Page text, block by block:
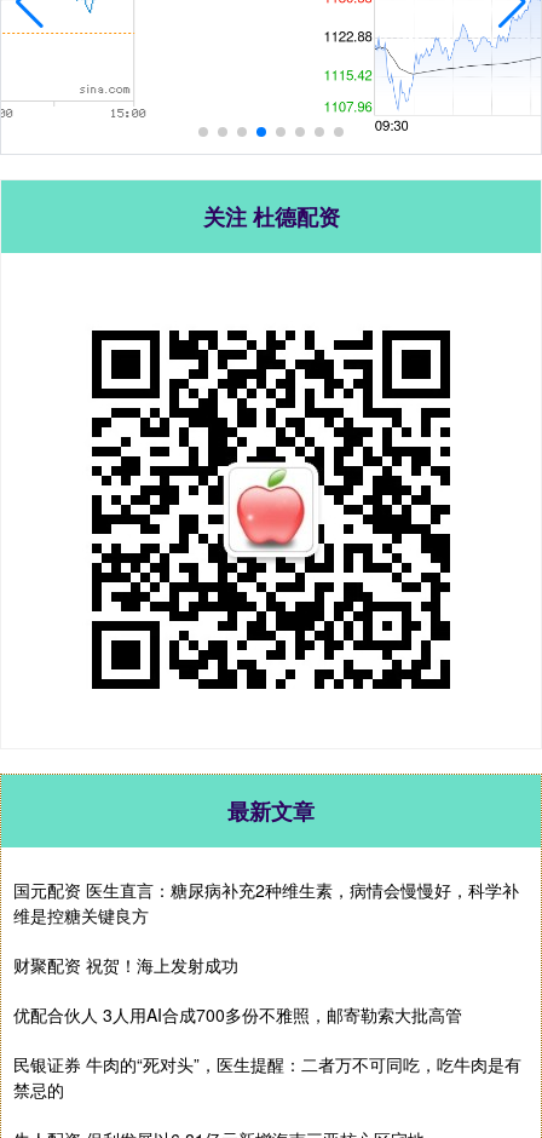
关注 杜德配资
最新文章
国元配资 医生直言：糖尿病补充2种维生素，病情会慢慢好，科学补
维是控糖关键良方
财聚配资 祝贺！海上发射成功
优配合伙人 3人用AI合成700多份不雅照，邮寄勒索大批高管
民银证券 牛肉的“死对头”，医生提醒：二者万不可同吃，吃牛肉是有
禁忌的